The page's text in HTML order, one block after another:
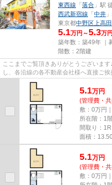
東西線 「 落合 」駅
西武新宿線 「 中井
東京都中野区上高田
5.1万円～5.3万円
築年数：築49年 ｜
階数：2階建
ここまでご覧頂きありがとうございま
し、各沿線の各不動産会社様へ直接ご
しております！最新の情報は...
5.1万円
(管理費・
敷：0万円
所在階：1
間取り：1R
面積：
5.1万円
(管理費・
敷：0万円